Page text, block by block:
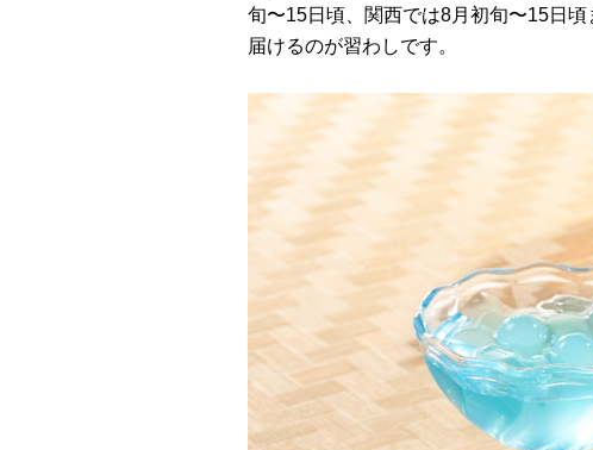
旬〜15日頃、関西では8月初旬〜15日
届けるのが習わしです。